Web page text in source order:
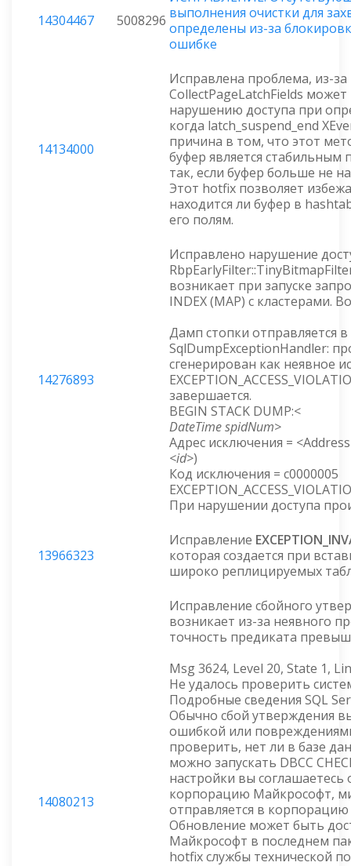
14304467 5008296 выполнения очистки для
определены из-за
ошибке
14134000
Исправлена проблема, из-
CollectPageLatchFields может
нарушению доступа при
когда latch_suspend_end
причина в том, что этот
буфер является стабильным
так, если буфер больше не
Этот hotfix позволяет
находится ли буфер в
его полям.
14276893
Исправлено нарушение
возникает при запуске
INDEX (MAP) с кластерами.
Дамп стопки отправляется в
SqlDumpExceptionHandler:
сгенерирован как неявное
завершается.
BEGIN STACK DUMP:<
DateTime spidNum>
Адрес исключения =
<id>)
Код исключения = c0000005
При нарушении доступа
13966323
Исправление
которая создается при
широко реплицируемых
14080213
Исправление сбойного
возникает из-за неявного
точность предиката
Msg 3624, Level 20, State 1,
Не удалось проверить
Подробные сведения SQL
Обычно сбой утверждения
ошибкой или
проверить, нет ли в базе
можно запускать DBCC
настройки вы
корпорацию Майкрософт,
отправляется в
Обновление может быть
Майкрософт в последнем
hotfix службы технической